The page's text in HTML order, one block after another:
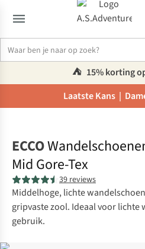
⛺️ 15% korting
Laatste Kans |
ECCO
Mid Gore-Tex
39 reviews
Middelhoge, lichte wandelschoen
gripvaste zool. Ideaal voor lichte
gebruik.